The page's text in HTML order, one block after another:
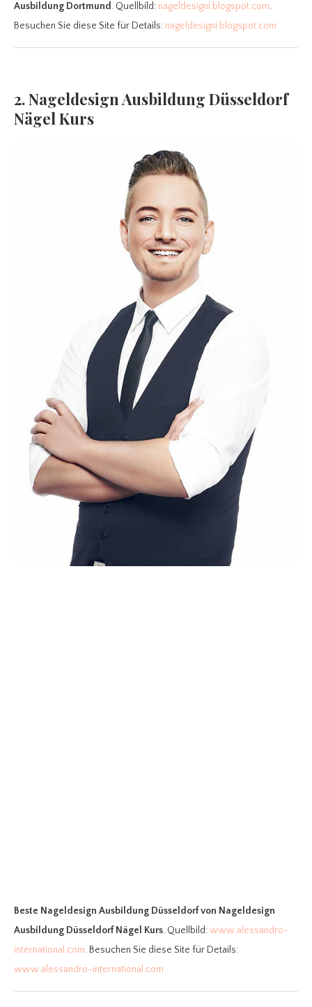
Ausbildung Dortmund. Quellbild: nageldesigni.blogspot.com.
Besuchen Sie diese Site für Details: nageldesigni.blogspot.com
2. Nageldesign Ausbildung Düsseldorf
Nägel Kurs
Beste Nageldesign Ausbildung Düsseldorfvon Nageldesign
Ausbildung Düsseldorf Nägel Kurs. Quellbild:www.alessandro-
international.com. Besuchen Sie diese Site für Details:
www.alessandro-international.com